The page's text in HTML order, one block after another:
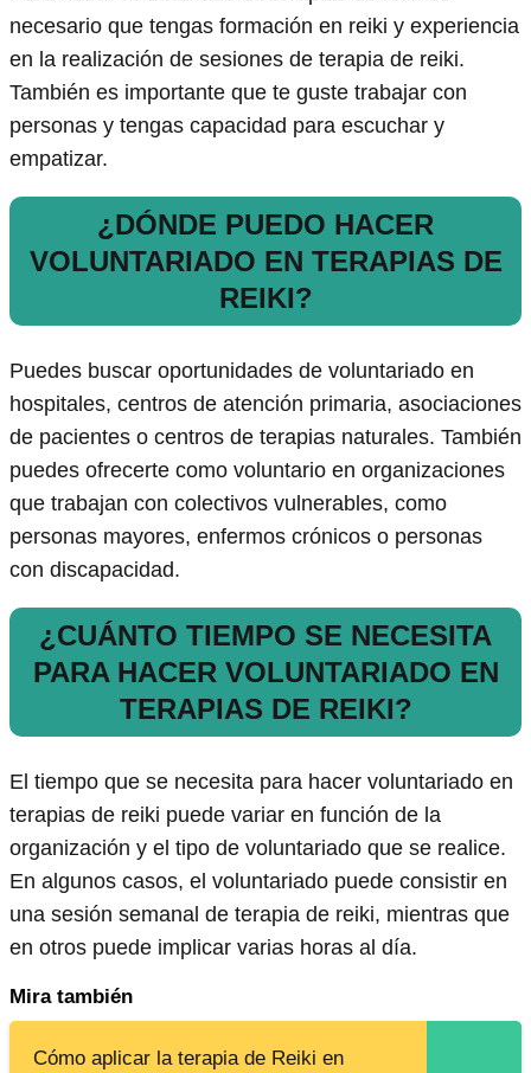
necesario que tengas formación en reiki y experiencia
en la realización de sesiones de terapia de reiki.
También es importante que te guste trabajar con
personas y tengas capacidad para escuchar y
empatizar.
¿DÓNDE PUEDO HACER
VOLUNTARIADO EN TERAPIAS DE
REIKI?
Puedes buscar oportunidades de voluntariado en
hospitales, centros de atención primaria, asociaciones
de pacientes o centros de terapias naturales. También
puedes ofrecerte como voluntario en organizaciones
que trabajan con colectivos vulnerables, como
personas mayores, enfermos crónicos o personas
con discapacidad.
¿CUÁNTO TIEMPO SE NECESITA
PARA HACER VOLUNTARIADO EN
TERAPIAS DE REIKI?
El tiempo que se necesita para hacer voluntariado en
terapias de reiki puede variar en función de la
organización y el tipo de voluntariado que se realice.
En algunos casos, el voluntariado puede consistir en
una sesión semanal de terapia de reiki, mientras que
en otros puede implicar varias horas al día.
Mira también
Cómo aplicar la terapia de Reiki en